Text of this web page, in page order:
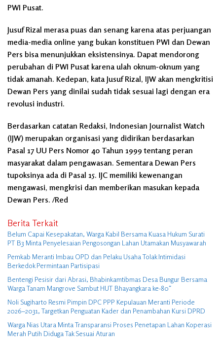
PWI Pusat.
Jusuf Rizal merasa puas dan senang karena atas perjuangan
media-media online yang bukan konstituen PWI dan Dewan
Pers bisa menunjukkan eksistensinya. Dapat mendorong
perubahan di PWI Pusat karena ulah oknum-oknum yang
tidak amanah. Kedepan, kata Jusuf Rizal, IJW akan mengkritisi
Dewan Pers yang dinilai sudah tidak sesuai lagi dengan era
revolusi industri.
Berdasarkan catatan Redaksi, Indonesian Journalist Watch
(IJW) merupakan organisasi yang didirikan berdasarkan
Pasal 17 UU Pers Nomor 40 Tahun 1999 tentang peran
masyarakat dalam pengawasan. Sementara Dewan Pers
tupoksinya ada di Pasal 15. IJC memiliki kewenangan
mengawasi, mengkrisi dan memberikan masukan kepada
Dewan Pers. /Red
Berita Terkait
Belum Capai Kesepakatan, Warga Kabil Bersama Kuasa Hukum Surati
PT B3 Minta Penyelesaian Pengosongan Lahan Utamakan Musyawarah
Pemkab Meranti Imbau OPD dan Pelaku Usaha Tolak Intimidasi
Berkedok Permintaan Partisipasi
Bentengi Pesisir dari Abrasi, Bhabinkamtibmas Desa Bungur Bersama
Warga Tanam Mangrove Sambut HUT Bhayangkara ke-80″
Noli Sugiharto Resmi Pimpin DPC PPP Kepulauan Meranti Periode
2026–2031, Targetkan Penguatan Kader dan Penambahan Kursi DPRD
Warga Nias Utara Minta Transparansi Proses Penetapan Lahan Koperasi
Merah Putih Diduga Tak Sesuai Aturan